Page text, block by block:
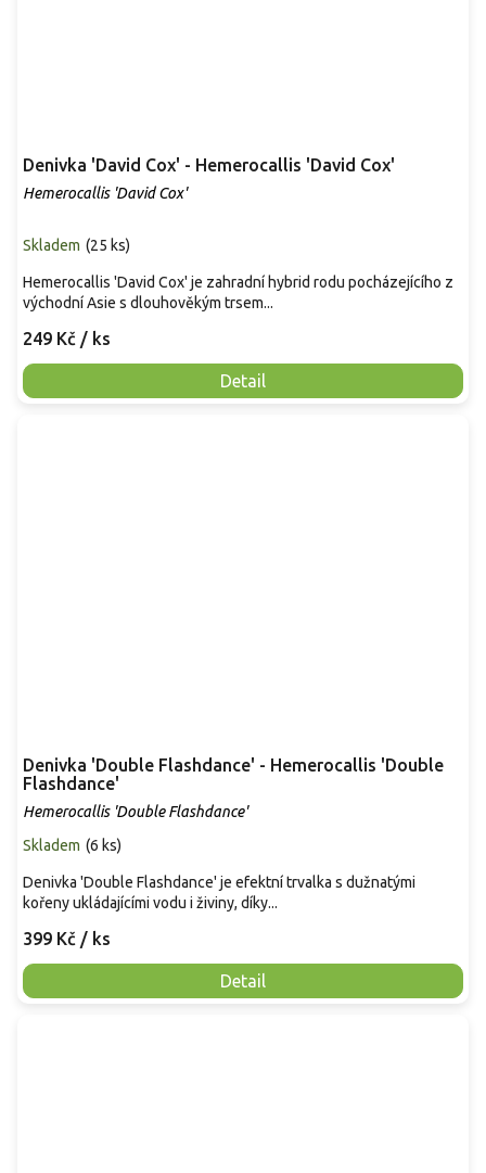
Denivka 'David Cox' - Hemerocallis 'David Cox'
Hemerocallis 'David Cox'
Skladem (25 ks)
249 Kč / ks
Detail
Hemerocallis 'David Cox' je zahradní hybrid rodu pocházejícího z
východní Asie s dlouhověkým trsem...
Denivka 'Double Flashdance' - Hemerocallis 'Double
Flashdance'
Hemerocallis 'Double Flashdance'
Skladem (6 ks)
399 Kč / ks
Detail
Denivka 'Double Flashdance' je efektní trvalka s dužnatými
kořeny ukládajícími vodu i živiny, díky...